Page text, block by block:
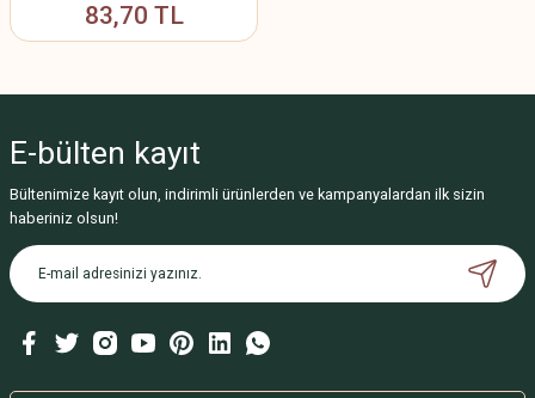
83,70 TL
E-bülten kayıt
Bültenimize kayıt olun, indirimli ürünlerden ve kampanyalardan ilk sizin
haberiniz olsun!